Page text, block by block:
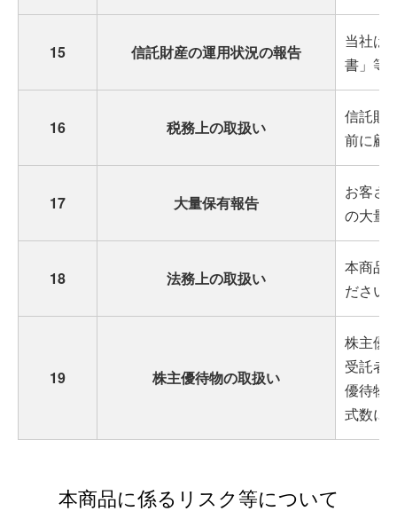
15 信託財産の運用状況の報告
当社は
書」等
16 税務上の取扱い
信託財
前に顧
17 大量保有報告
お客さ
の大量
18 法務上の取扱い
本商品
ださい
19 株主優待物の取扱い
株主優
受託者
優待物
式数に
本商品に係るリスク等について